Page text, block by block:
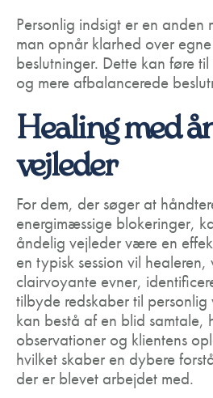
Personlig indsigt er en anden
man opnår klarhed over
beslutninger. Dette kan føre
og mere afbalancerede
Healing med
vejleder
For dem, der søger at
energimæssige blokeringer,
åndelig vejleder være en
en typisk session vil
clairvoyante evner,
tilbyde redskaber til personlig
kan bestå af en blid samtale,
observationer og klientens
hvilket skaber en dybere
der er blevet arbejdet med.